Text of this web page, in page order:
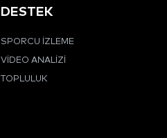
DESTEK
SPORCU İZLEME
VIDEO ANALIZI
TOPLULUK